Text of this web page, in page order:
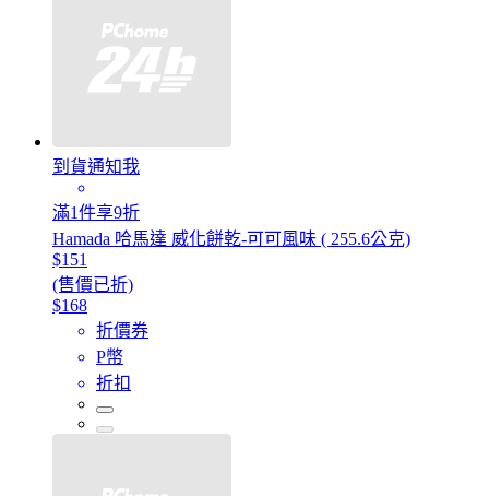
到貨通知我
滿1件享9折
Hamada 哈馬達 威化餅乾-可可風味 ( 255.6公克)
$151
(售價已折)
$168
折價券
P幣
折扣